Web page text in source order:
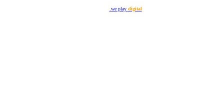
.we play digital